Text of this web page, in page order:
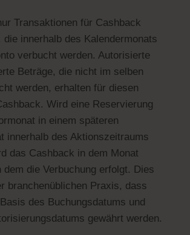
Transaktionen für Cashback
die innerhalb des Kalendermonats
verbucht werden. Autorisierte
Beträge, die nicht im selben
werden, erhalten für diesen
Wird eine Reservierung
in einem späteren
innerhalb des Aktionszeitraums
das Cashback in dem Monat
dem die Verbuchung erfolgt. Dies
branchenüblichen Praxis, dass
des Buchungsdatums und
gewährt werden.